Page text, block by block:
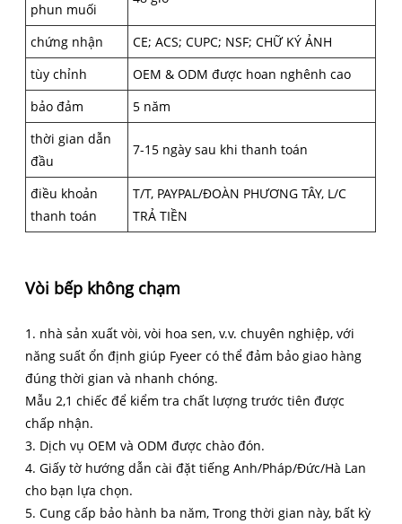
phun muối
chứng nhận
CE; ACS; CUPC; NSF; CHỮ KÝ ẢNH
tùy chỉnh
OEM & ODM được hoan nghênh cao
bảo đảm
5 năm
thời gian dẫn
đầu
7-15 ngày sau khi thanh toán
điều khoản
thanh toán
T/T, PAYPAL/ĐOÀN PHƯƠNG TÂY, L/C
TRẢ TIỀN
Vòi bếp không chạm
1. nhà sản xuất vòi, vòi hoa sen, v.v. chuyên nghiệp, với
năng suất ổn định giúp Fyeer có thể đảm bảo giao hàng
đúng thời gian và nhanh chóng.
Mẫu 2,1 chiếc để kiểm tra chất lượng trước tiên được
chấp nhận.
3. Dịch vụ OEM và ODM được chào đón.
4. Giấy tờ hướng dẫn cài đặt tiếng Anh/Pháp/Đức/Hà Lan
cho bạn lựa chọn.
5. Cung cấp bảo hành ba năm, Trong thời gian này, bất kỳ